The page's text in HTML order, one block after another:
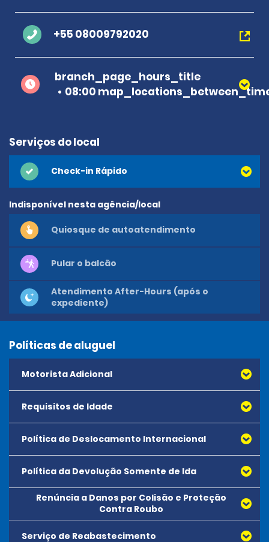
+55 08009792020
branch_page_hours_title
08:00
Serviços do local
Check-in Rápido
Indisponível nesta agência/local
Quiosque de autoatendimento
Pular o balcão
Atendimento After-Hours (após o
expediente)
Políticas de aluguel
Motorista Adicional
Requisitos de Idade
Política de Deslocamento Internacional
Política da Devolução Somente de Ida
Renúncia a Danos por Colisão e Proteção
Contra Roubo
Serviço de Reabastecimento